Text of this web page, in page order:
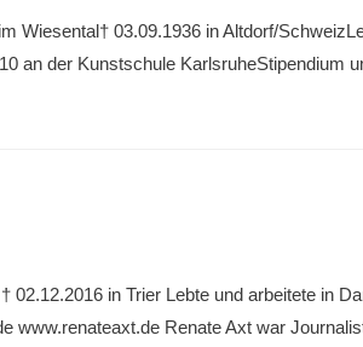
Wiesental† 03.09.1936 in Altdorf/
an der Kunstschule KarlsruheStipendium
in Trier Lebte und arbeitete in
www.renateaxt.de Renate Axt war